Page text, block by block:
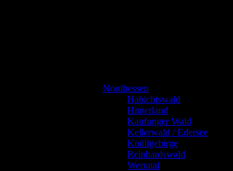
Nordhessen
Habichtswald
Hinterland
Kaufunger Wald
Kellerwald / Edersee
Knüllgebirge
Reinhardswald
Werratal